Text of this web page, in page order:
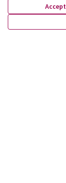
Talus